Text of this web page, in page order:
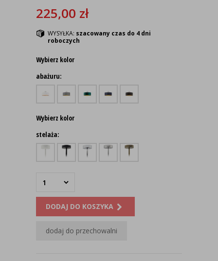
225,00 zł
WYSYŁKA: szacowany czas do 4 dni
roboczych
Wybierz kolor
abażuru:
Wybierz kolor
stelaża:
DODAJ DO KOSZYKA
dodaj do przechowalni